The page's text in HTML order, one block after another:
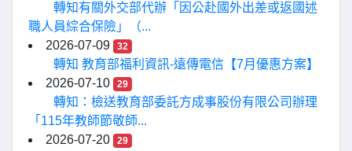
轉知有關外交部代辦「因公赴國外出差或返國述
職人員綜合保險」（...
2026-07-09
32
轉知 教育部福利資訊-遠傳電信【7月優惠方案】
2026-07-10
29
轉知：檢送教育部委託方成事股份有限公司辦理
「115年教師節敬師...
2026-07-20
29